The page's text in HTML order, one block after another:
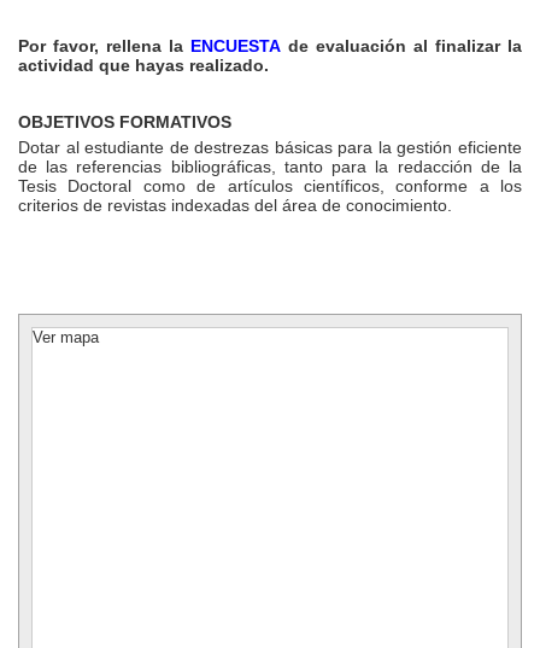
Por favor, rellena la ENCUESTAde evaluación al finalizar la
actividad que hayas realizado.
OBJETIVOS FORMATIVOS
Dotar al estudiante de destrezas básicas para la gestión eficiente
de las referencias bibliográficas, tanto para la redacción de la
Tesis Doctoral como de artículos científicos, conforme a los
criterios de revistas indexadas del área de conocimiento.
Ver mapa